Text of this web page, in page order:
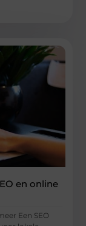
en online
Een SEO